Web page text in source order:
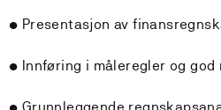
• Presentasjon av
• Innføring i måleregler og